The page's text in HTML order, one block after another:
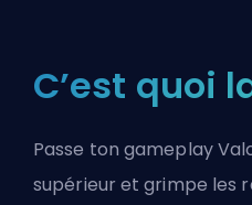
C’est quoi
Passe ton gameplay
supérieur et grimpe les